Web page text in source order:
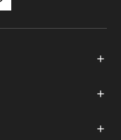


